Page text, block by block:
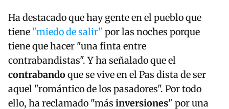
Ha destacado que hay gente en el pueblo que
tiene "miedo de salir" por las noches porque
tiene que hacer "una finta entre
contrabandistas". Y ha señalado que el
contrabandoque se vive en el Pas dista de ser
aquel "romántico de los pasadores". Por todo
ello, ha reclamado "más inversiones" por una